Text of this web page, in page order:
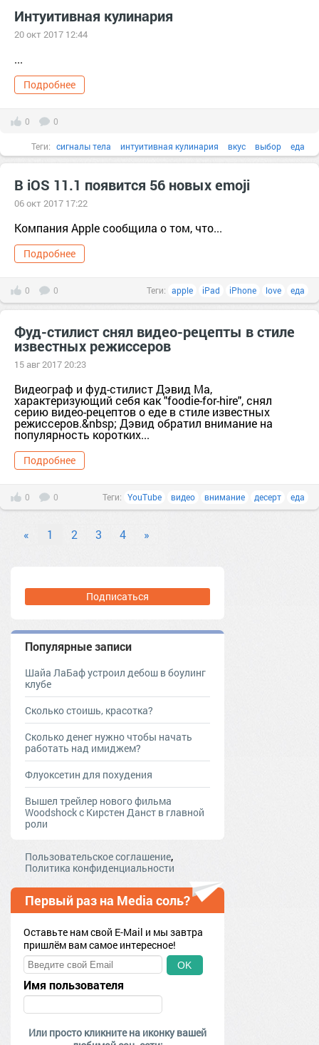
Интуитивная кулинария
20 окт 2017 12:44
...
Подробнее
0 0
Теги: сигналы тела интуитивная кулинария вкус выбор еда
В iOS 11.1 появится 56 новых emoji
06 окт 2017 17:22
Компания Apple сообщила о том, что...
Подробнее
0 0 Теги: apple iPad iPhone love еда
Фуд-стилист снял видео-рецепты в стиле
известных режиссеров
15 авг 2017 20:23
Видеограф и фуд-стилист Дэвид Ма,
характеризующий себя как "foodie-for-hire", снял
серию видео-рецептов о еде в стиле известных
режиссеров.&nbsp; Дэвид обратил внимание на
популярность коротких...
Подробнее
0 0 Теги: YouTube видео внимание десерт еда
« 1 2 3 4 »
Подписаться
Популярные записи
Шайа ЛаБаф устроил дебош в боулинг
клубе
Сколько стоишь, красотка?
Сколько денег нужно чтобы начать
работать над имиджем?
Флуоксетин для похудения
Вышел трейлер нового фильма
Woodshock с Кирстен Данст в главной
роли
Пользовательское соглашение,
Политика конфиденциальности
Первый раз на Media соль?
Оставьте нам свой E-Mail и мы завтра
пришлём вам самое интересное!
OK
Имя пользователя
Или просто кликните на иконку вашей